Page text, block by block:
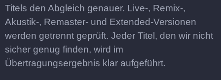
Titels den Abgleich genauer. Live-, Remix-,
Akustik-, Remaster- und Extended-Versionen
werden getrennt geprüft. Jeder Titel, den wir nicht
sicher genug finden, wird im
Übertragungsergebnis klar aufgeführt.